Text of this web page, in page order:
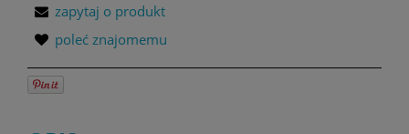
zapytaj o produkt
poleć znajomemu